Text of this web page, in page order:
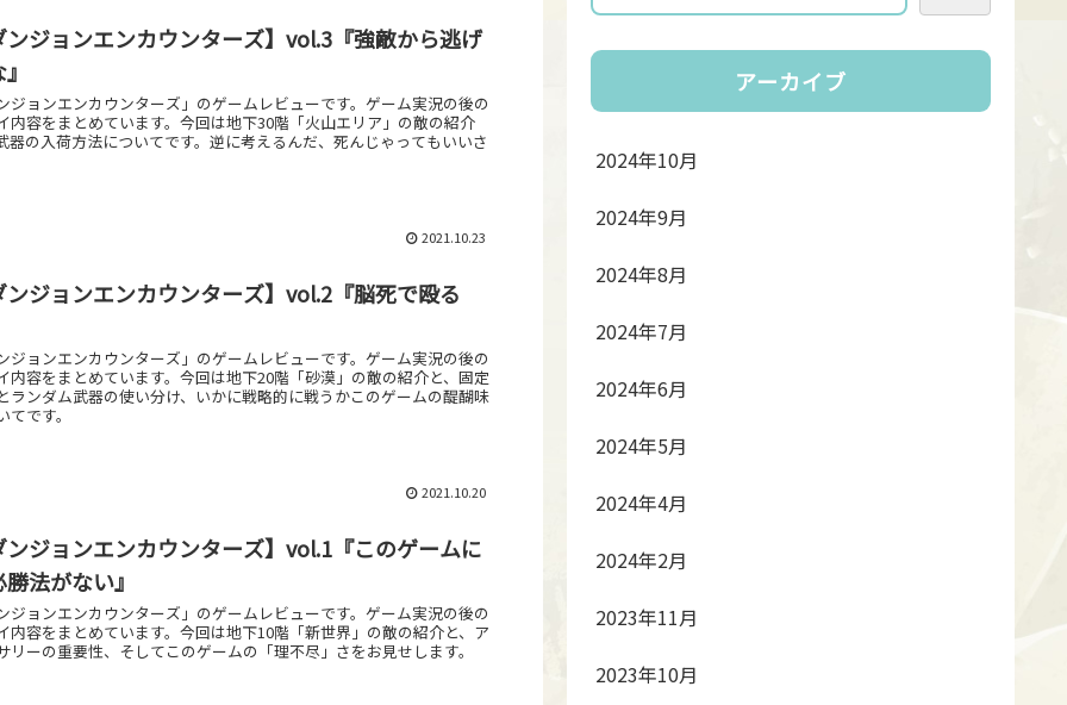
ンジョンエンカウンターズ】vol.3『強敵から逃げ
ジョンエンカウンターズ」のゲームレビューです。ゲーム実況の後の
内容をまとめています。今回は地下30階「火山エリア」の敵の紹介
器の入荷方法についてです。逆に考えるんだ、死んじゃってもいいさ
2021.10.23
ンジョンエンカウンターズ】vol.2『脳死で殴る
ジョンエンカウンターズ」のゲームレビューです。ゲーム実況の後の
内容をまとめています。今回は地下20階「砂漠」の敵の紹介と、固定
ランダム武器の使い分け、いかに戦略的に戦うかこのゲームの醍醐味
てです。
2021.10.20
ンジョンエンカウンターズ】vol.1『このゲームに
法がない』
ジョンエンカウンターズ」のゲームレビューです。ゲーム実況の後の
内容をまとめています。今回は地下10階「新世界」の敵の紹介と、ア
リーの重要性、そしてこのゲームの「理不尽」さをお見せします。
アーカイブ
2024年10月
2024年9月
2024年8月
2024年7月
2024年6月
2024年5月
2024年4月
2024年2月
2023年11月
2023年10月